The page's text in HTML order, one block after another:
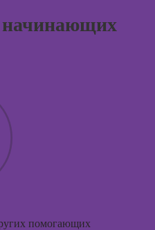
рекламы
начинающих
помогающих